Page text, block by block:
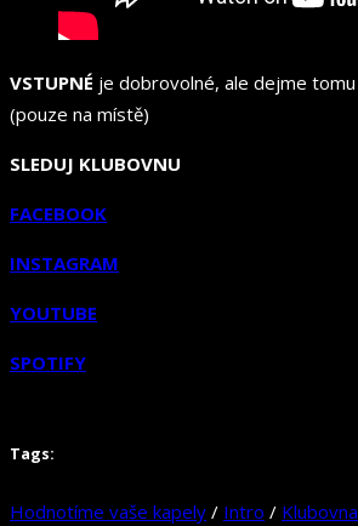
VSTUPNÉ je dobrovolné, ale dejme tomu
(pouze na místě)
SLEDUJ KLUBOVNU
FACEBOOK
INSTAGRAM
YOUTUBE
SPOTIFY
Tags:
Hodnotíme vaše kapely / Intro / Klubovna